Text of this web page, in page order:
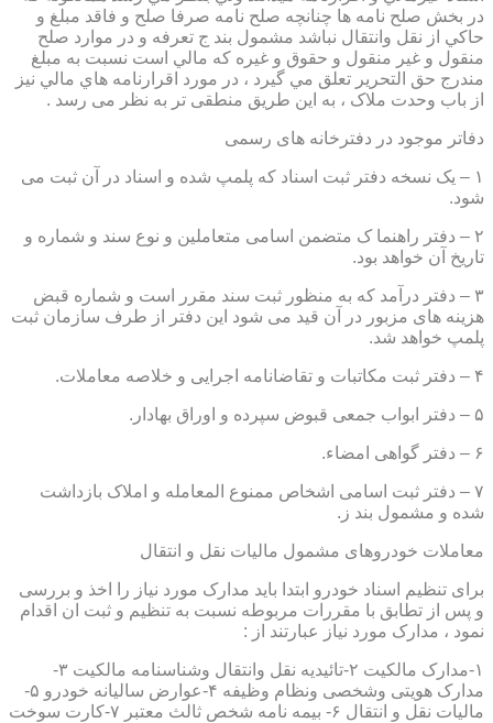
در بخش صلح نامه ها چنانچه صلح نامه صرفا صلح و فاقد مبلغ و
حاكي از نقل وانتقال نباشد مشمول بند ج تعرفه و در موارد صلح
منقول و غير منقول و حقوق و غيره كه مالي است نسبت به مبلغ
مندرج حق التحرير تعلق مي گيرد ، در مورد اقرارنامه هاي مالي نيز
از باب وحدت ملاک ، به این طریق منطقی تر به نظر می رسد .
دفاتر موجود در دفترخانه های رسمی
۱ – یک نسخه دفتر ثبت اسناد که پلمپ شده و اسناد در آن ثبت می
شود.
۲ – دفتر راهنما ک متضمن اسامی متعاملین و نوع سند و شماره و
تاریخ آن خواهد بود.
۳ – دفتر درآمد که به منظور ثبت سند مقرر است و شماره قبض
هزینه های مزبور در آن قید می شود این دفتر از طرف سازمان ثبت
پلمپ خواهد شد.
۴ – دفتر ثبت مکاتبات و تقاضانامه اجرایی و خلاصه معاملات.
۵ – دفتر ابواب جمعی قبوض سپرده و اوراق بهادار.
۶ – دفتر گواهی امضاء.
۷ – دفتر ثبت اسامی اشخاص ممنوع المعامله و املاک بازداشت
شده و مشمول بند ز.
معاملات خودروهای مشمول مالیات نقل و انتقال
برای تنظیم اسناد خودرو ابتدا باید مدارک مورد نیاز را اخذ و بررسی
و پس از تطابق با مقررات مربوطه نسبت به تنظیم و ثبت ان اقدام
نمود ، مدارک مورد نیاز عبارتند از :
۱-مدارک مالکیت ۲-تائیدیه نقل وانتقال وشناسنامه مالکیت ۳-
مدارک هویتی وشخصی ونظام وظیفه ۴-عوارض سالیانه خودرو ۵-
مالیات نقل و انتقال ۶- بیمه نامه شخص ثالث معتبر ۷-کارت سوخت